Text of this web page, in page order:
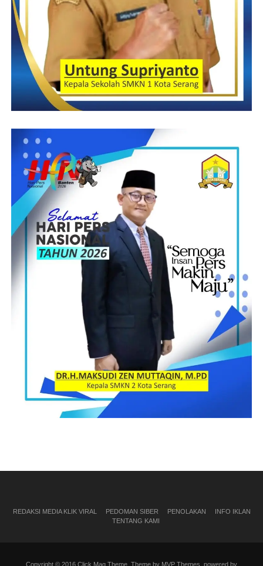
REDAKSI MEDIA KLIK VIRAL PEDOMAN SIBER PENOLAKAN
INFO IKLAN
TENTANG KAMI
Copyright © 2016 Click Mag Theme. Theme by MVP Themes, powered by